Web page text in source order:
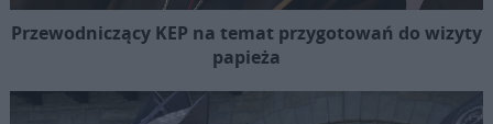
Przewodniczący KEP na temat przygotowań do wizyty
papieża